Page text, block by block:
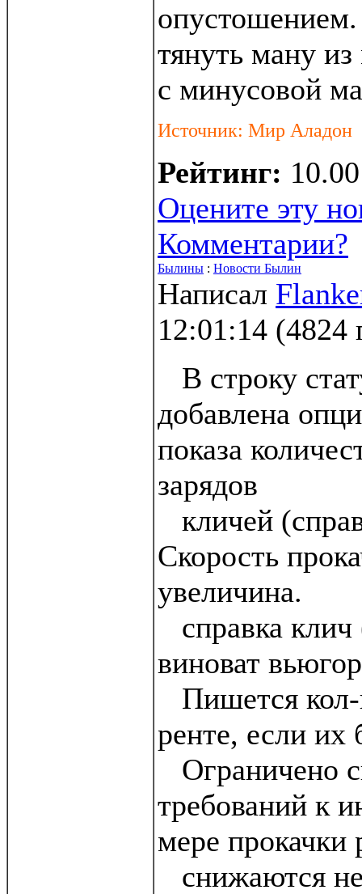
тянуть ману
с минусовой
Источник: Мир Аладон
Рейтинг:
Оцените эту
Комментарии?
Былины : Новости Былин
Написал
12:01:14 (4824
В строку
добавлена
показа
зарядов
кличей
Скорость
увеличина.
справка
виноват
Пишется кол-
ренте, если их
Ограничено
требований к
мере прокачки
снижаются